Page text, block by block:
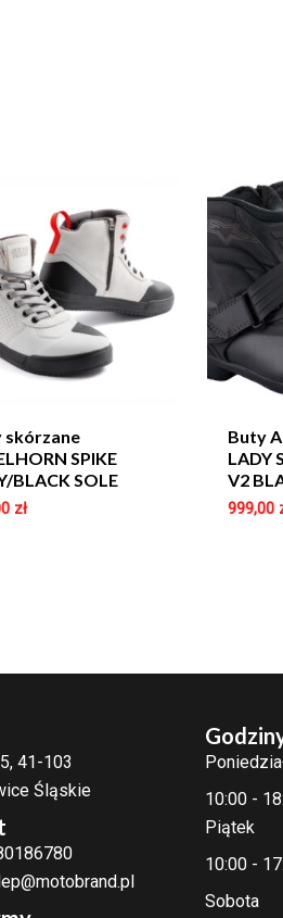
skórzane
SPIKE
BLACK SOLE
zł
Buty
LADY
V2
999,00
41-103
Śląskie
10:00 -
Piątek
10:00 -
Sobota